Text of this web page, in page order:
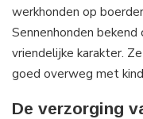
werkhonden op
Sennenhonden bekend
vriendelijke karakter.
goed overweg met
De verzorging